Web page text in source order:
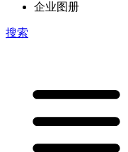
企业图册
搜索